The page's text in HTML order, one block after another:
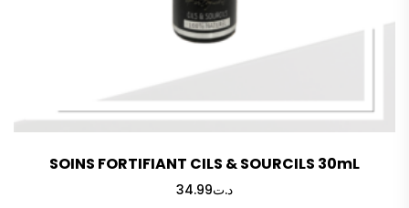
SOINS FORTIFIANT CILS & SOURCILS 30mL
د.ت34.99